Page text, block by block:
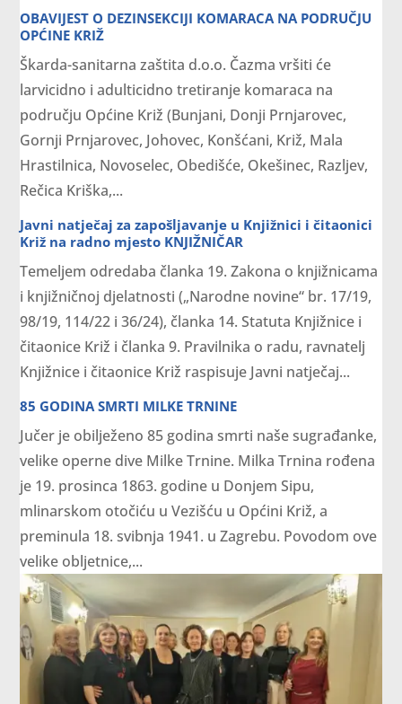
OBAVIJEST O DEZINSEKCIJI KOMARACA NA PODRUČJU
OPĆINE KRIŽ
Škarda-sanitarna zaštita d.o.o. Čazma vršiti će
larvicidno i adulticidno tretiranje komaraca na
području Općine Križ (Bunjani, Donji Prnjarovec,
Gornji Prnjarovec, Johovec, Konšćani, Križ, Mala
Hrastilnica, Novoselec, Obedišće, Okešinec, Razljev,
Rečica Kriška,...
Javni natječaj za zapošljavanje u Knjižnici i čitaonici
Križ na radno mjesto KNJIŽNIČAR
Temeljem odredaba članka 19. Zakona o knjižnicama
i knjižničnoj djelatnosti („Narodne novine“ br. 17/19,
98/19, 114/22 i 36/24), članka 14. Statuta Knjižnice i
čitaonice Križ i članka 9. Pravilnika o radu, ravnatelj
Knjižnice i čitaonice Križ raspisuje Javni natječaj...
85 GODINA SMRTI MILKE TRNINE
Jučer je obilježeno 85 godina smrti naše sugrađanke,
velike operne dive Milke Trnine. Milka Trnina rođena
je 19. prosinca 1863. godine u Donjem Sipu,
mlinarskom otočiću u Vezišću u Općini Križ, a
preminula 18. svibnja 1941. u Zagrebu. Povodom ove
velike obljetnice,...